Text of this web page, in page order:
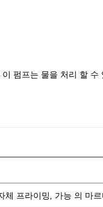
펌프는 물을 처리 할
체 프라이밍, 가능 의 마